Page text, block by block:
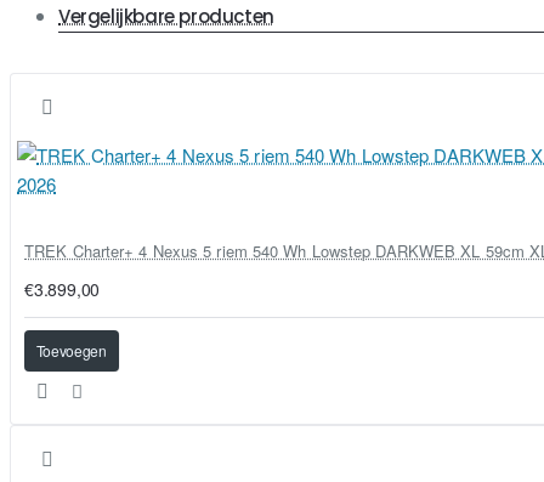
Vergelijkbare producten
TREK Charter+ 4 Nexus 5 riem 540 Wh Lowstep DARKWEB XL 59cm
€3.899,00
Toevoegen